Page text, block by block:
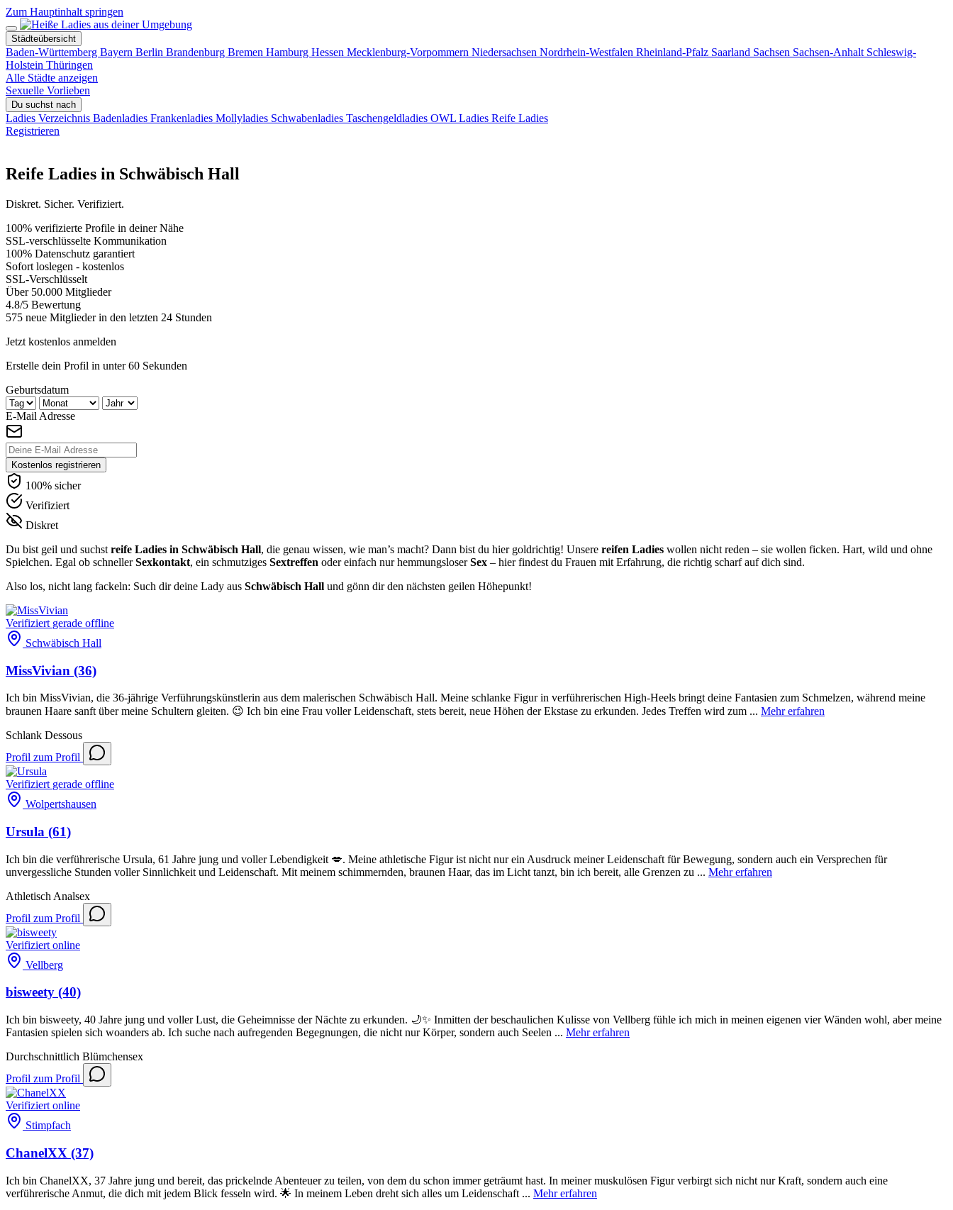
Zum Hauptinhalt springen
Städteübersicht
Baden-Württemberg Bayern Berlin Brandenburg Bremen Hamburg Hessen Mecklenburg-Vorpommern Niedersachsen Nordrhein-Westfalen Rheinland-Pfalz Saarland Sachsen Sachsen-Anhalt Schleswig-
Holstein Thüringen
Alle Städte anzeigen
Sexuelle Vorlieben
Du suchst nach
Ladies Verzeichnis Badenladies Frankenladies Mollyladies Schwabenladies Taschengeldladies OWL Ladies Reife Ladies
Registrieren
Reife Ladies in Schwäbisch Hall
Diskret. Sicher. Verifiziert.
100% verifizierte Profile in deiner Nähe
SSL-verschlüsselte Kommunikation
100% Datenschutz garantiert
Sofort loslegen - kostenlos
SSL-Verschlüsselt
Über 50.000 Mitglieder
4.8/5 Bewertung
575 neue Mitglieder in den letzten 24 Stunden
Jetzt kostenlos anmelden
Erstelle dein Profil in unter 60 Sekunden
Geburtsdatum
E-Mail Adresse
Kostenlos registrieren
100% sicher
Verifiziert
Diskret
Du bist geil und suchst reife Ladies in Schwäbisch Hall, die genau wissen, wie man’s macht? Dann bist du hier goldrichtig! Unsere reifen Ladies wollen nicht reden – sie wollen ficken. Hart, wild und ohne
Spielchen. Egal ob schnellerSexkontakt, ein schmutziges Sextreffen oder einfach nur hemmungsloserSex – hier findest du Frauen mit Erfahrung, die richtig scharf auf dich sind.
Also los, nicht lang fackeln: Such dir deine Lady aus Schwäbisch Hall und gönn dir den nächsten geilen Höhepunkt!
Verifiziert gerade offline
Schwäbisch Hall
MissVivian (36)
Ich bin MissVivian, die 36-jährige Verführungskünstlerin aus dem malerischen Schwäbisch Hall. Meine schlanke Figur in verführerischen High-Heels bringt deine Fantasien zum Schmelzen, während meine
braunen Haare sanft über meine Schultern gleiten. 😉 Ich bin eine Frau voller Leidenschaft, stets bereit, neue Höhen der Ekstase zu erkunden. Jedes Treffen wird zum ... Mehr erfahren
Schlank Dessous
Profil zum Profil
Verifiziert gerade offline
Wolpertshausen
Ursula (61)
Ich bin die verführerische Ursula, 61 Jahre jung und voller Lebendigkeit 💋. Meine athletische Figur ist nicht nur ein Ausdruck meiner Leidenschaft für Bewegung, sondern auch ein Versprechen für
unvergessliche Stunden voller Sinnlichkeit und Leidenschaft. Mit meinem schimmernden, braunen Haar, das im Licht tanzt, bin ich bereit, alle Grenzen zu ... Mehr erfahren
Athletisch Analsex
Profil zum Profil
Verifiziert online
Vellberg
bisweety (40)
Ich bin bisweety, 40 Jahre jung und voller Lust, die Geheimnisse der Nächte zu erkunden. 🌙✨ Inmitten der beschaulichen Kulisse von Vellberg fühle ich mich in meinen eigenen vier Wänden wohl, aber meine
Fantasien spielen sich woanders ab. Ich suche nach aufregenden Begegnungen, die nicht nur Körper, sondern auch Seelen ... Mehr erfahren
Durchschnittlich Blümchensex
Profil zum Profil
Verifiziert online
Stimpfach
ChanelXX (37)
Ich bin ChanelXX, 37 Jahre jung und bereit, das prickelnde Abenteuer zu teilen, von dem du schon immer geträumt hast. In meiner muskulösen Figur verbirgt sich nicht nur Kraft, sondern auch eine
verführerische Anmut, die dich mit jedem Blick fesseln wird. 🌟 In meinem Leben dreht sich alles um Leidenschaft ... Mehr erfahren